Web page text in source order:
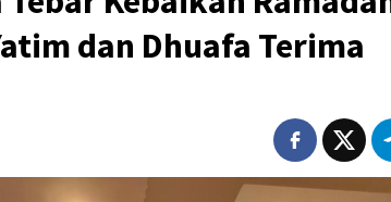
dan Dhuafa Terima